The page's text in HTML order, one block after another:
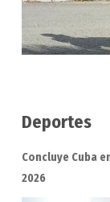
Deportes
Concluye Cuba
2026